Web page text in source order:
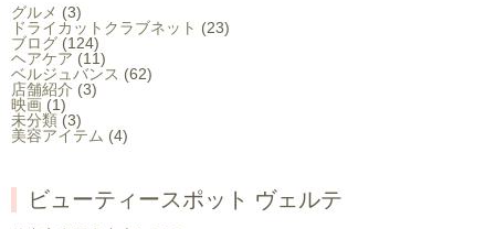
グルメ (3)
ドライカットクラブネット (23)
ブログ (124)
ヘアケア (11)
ベルジュバンス (62)
店舗紹介 (3)
映画 (1)
未分類 (3)
美容アイテム (4)
ビューティースポット ヴェルテ